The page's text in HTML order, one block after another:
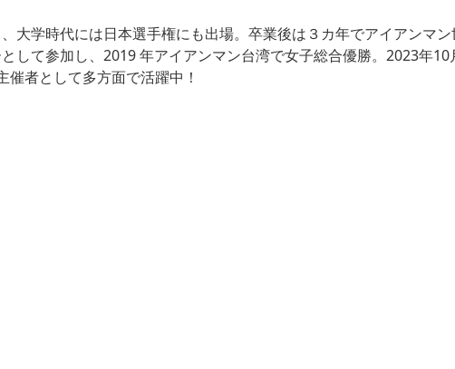
大学時代には日本選手権にも出場。卒業後は３カ年でアイアンマ
して参加し、2019 年アイアンマン台湾で女子総合優勝。2023年
者として多方面で活躍中！